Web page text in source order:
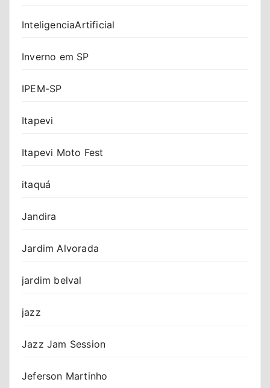
InteligenciaArtificial
Inverno em SP
IPEM-SP
Itapevi
Itapevi Moto Fest
itaquá
Jandira
Jardim Alvorada
jardim belval
jazz
Jazz Jam Session
Jeferson Martinho